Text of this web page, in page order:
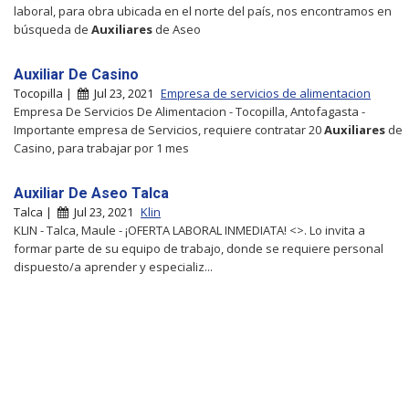
laboral, para obra ubicada en el norte del país, nos encontramos en
búsqueda de Auxiliares de Aseo
Auxiliar De Casino
Tocopilla | Jul 23, 2021 Empresa de servicios de alimentacion
Empresa De Servicios De Alimentacion - Tocopilla, Antofagasta -
Importante empresa de Servicios, requiere contratar 20Auxiliares de
Casino, para trabajar por 1 mes
Auxiliar De Aseo Talca
Talca | Jul 23, 2021 Klin
KLIN - Talca, Maule - ¡OFERTA LABORAL INMEDIATA! <>. Lo invita a
formar parte de su equipo de trabajo, donde se requiere personal
dispuesto/a aprender y especializ...